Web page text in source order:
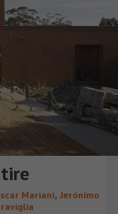
Mariani, Jerónimo